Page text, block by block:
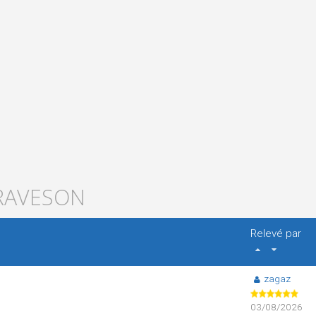
Relevé par
zagaz
03/08/2026